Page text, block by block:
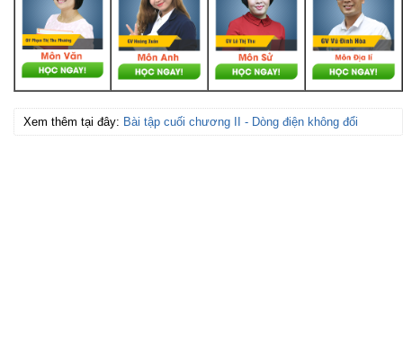
Xem thêm tại đây: Bài tập cuối chương II - Dòng điện không đổi